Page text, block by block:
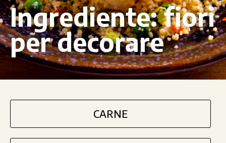
Ingrediente:fiori
per decorare
CARNE